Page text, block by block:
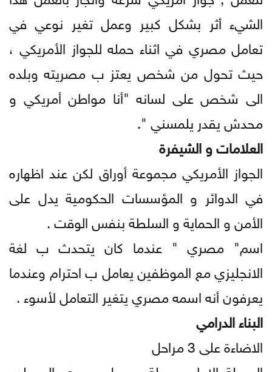
الشيء أثر بشكل كبير وعمل تغير نوعي في
تعامل مصري في اثناء حمله للجواز الأمريكي ،
حيث تحول من شخص يعتز ب مصريته وبلده
الى شخص على لسانه "أنا مواطن أمريكي و
محدش يقدر يلمسني ".
العلامات و الشيفرة
الجواز الأمريكي مجموعة أوراق لكن عند اظهاره
في الدوائر و المؤسسات الحكومية يدل على
الأمن و الحماية و السلطة بنفس الوقت .
اسم" مصري " عندما كان يتحدث ب لغة
الانجليزي مع الموظفين يعامل ب احترام وعندما
يعرفون أنه اسمه مصري يتغير التعامل لأسوء .
البناء الدرامي
الاضاءة على 3 مراحل